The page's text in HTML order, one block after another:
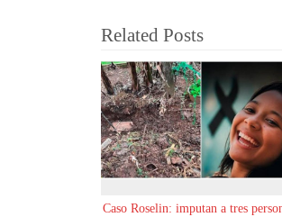
Related Posts
Caso Roselin: imputan a tres